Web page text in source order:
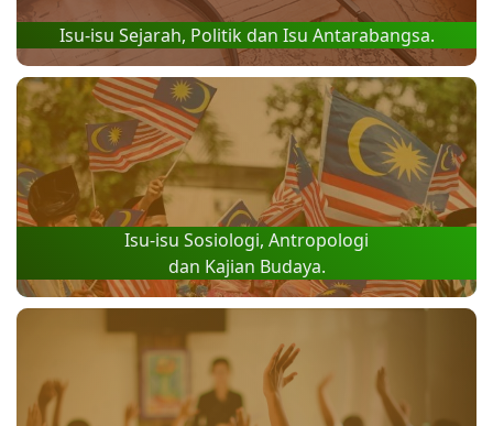
Isu-isu Sejarah, Politik dan Isu Antarabangsa.
Isu-isu Sosiologi, Antropologi
dan Kajian Budaya.